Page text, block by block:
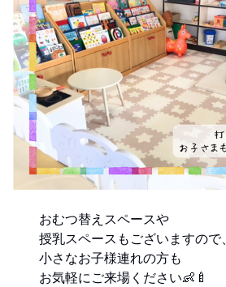
おむつ替えスペースや
授乳スペースもございますので、
小さなお子様連れの方も
お気軽にご来場ください👶🍼